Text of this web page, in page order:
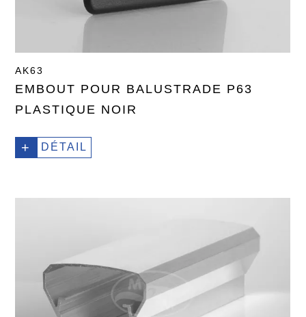
AK63
EMBOUT POUR BALUSTRADE P63
PLASTIQUE NOIR
+ DÉTAIL